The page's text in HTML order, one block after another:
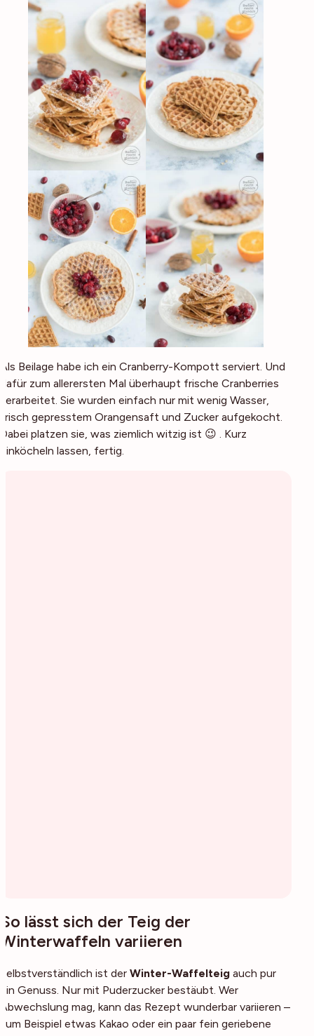
Als Beilage habe ich ein Cranberry-Kompott serviert. Und
dafür zum allerersten Mal überhaupt frische Cranberries
verarbeitet. Sie wurden einfach nur mit wenig Wasser,
frisch gepresstem Orangensaft und Zucker aufgekocht.
Dabei platzen sie, was ziemlich witzig ist 😉 . Kurz
einköcheln lassen, fertig.
So lässt sich der Teig der
Winterwaffeln variieren
Selbstverständlich ist der Winter-Waffelteig auch pur
ein Genuss. Nur mit Puderzucker bestäubt. Wer
Abwechslung mag, kann das Rezept wunderbar variieren –
zum Beispiel etwas Kakao oder ein paar fein geriebene